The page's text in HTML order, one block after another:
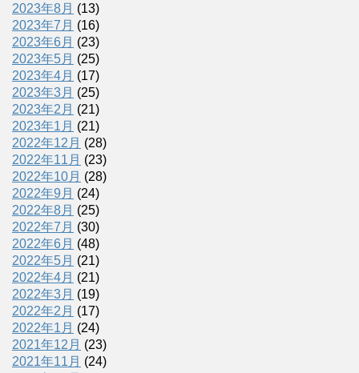
2023年8月 (13)
2023年7月 (16)
2023年6月 (23)
2023年5月 (25)
2023年4月 (17)
2023年3月 (25)
2023年2月 (21)
2023年1月 (21)
2022年12月 (28)
2022年11月 (23)
2022年10月 (28)
2022年9月 (24)
2022年8月 (25)
2022年7月 (30)
2022年6月 (48)
2022年5月 (21)
2022年4月 (21)
2022年3月 (19)
2022年2月 (17)
2022年1月 (24)
2021年12月 (23)
2021年11月 (24)